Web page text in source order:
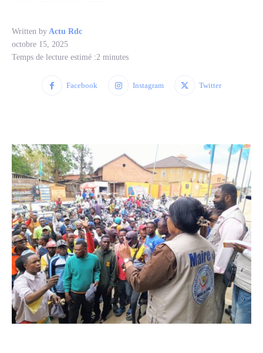
Written by Actu Rdc
octobre 15, 2025
Temps de lecture estimé :2 minutes
Facebook Instagram Twitter